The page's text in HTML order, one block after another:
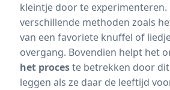
kleintje door te experimenteren.
verschillende methoden zoals
van een favoriete knuffel of
overgang. Bovendien helpt het
het proceste betrekken door
leggen als ze daar de leeftijd